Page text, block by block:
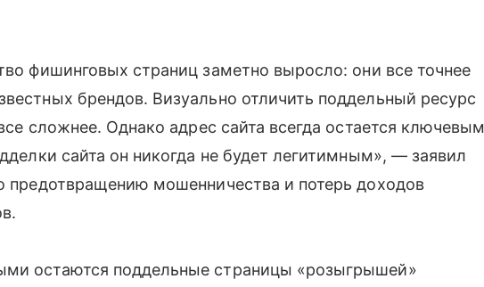
фишинговых страниц заметно выросло: они все точнее
брендов. Визуально отличить поддельный ресурс
сложнее. Однако адрес сайта всегда остается ключевым
сайта он никогда не будет легитимным», — заявил
предотвращению мошенничества и потерь доходов
остаются поддельные страницы «розыгрышей»